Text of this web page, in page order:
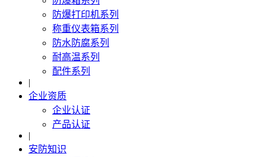
防爆打印机系列
称重仪表箱系列
防水防腐系列
耐高温系列
配件系列
|
企业资质
企业认证
产品认证
|
安防知识